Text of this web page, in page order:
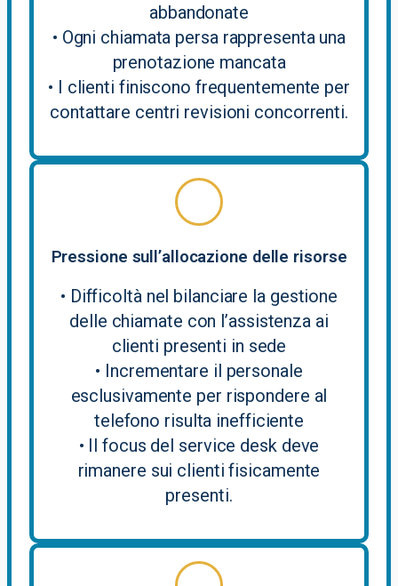
abbandonate
• Ogni chiamata persa rappresenta una
prenotazione mancata
• I clienti finiscono frequentemente per
contattare centri revisioni concorrenti.
Pressione sull’allocazione delle risorse
• Difficoltà nel bilanciare la gestione
delle chiamate con l’assistenza ai
clienti presenti in sede
• Incrementare il personale
esclusivamente per rispondere al
telefono risulta inefficiente
• Il focus del service desk deve
rimanere sui clienti fisicamente
presenti.